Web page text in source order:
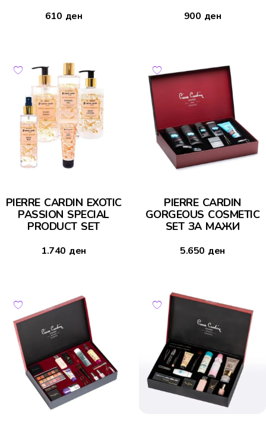
610 ден 900 ден
PIERRE CARDIN EXOTIC
PASSION SPECIAL
PRODUCT SET
1.740 ден
PIERRE CARDIN
GORGEOUS COSMETIC
SET ЗА МАЖИ
5.650 ден